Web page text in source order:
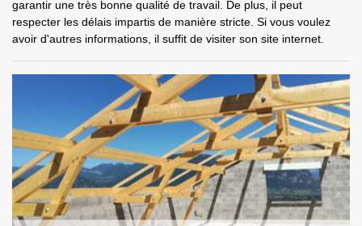
garantir une très bonne qualité de travail. De plus, il peut
respecter les délais impartis de manière stricte. Si vous voulez
avoir d'autres informations, il suffit de visiter son site internet.